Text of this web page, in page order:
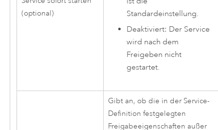
(optional)
Standardeinstellung.
Deaktiviert: Der Service
wird nach dem
Freigeben nicht
gestartet.
Gibt an, ob die in der Service-
Definition festgelegten
Freigabeeigenschaften außer